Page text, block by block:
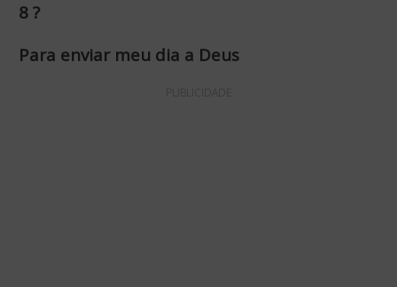
8 ?
Para enviar meu dia a Deus
PUBLICIDADE